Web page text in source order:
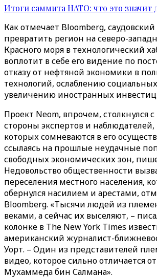
Итоги саммита НАТО: что это значит
Как отмечает Bloomberg,
превратить регион на северо-
Красного моря в технологический
воплотит в себе его видение по
отказу от нефтяной экономики в
технологий, ослаблению
увеличению иностранных
Проект Neom, впрочем, столкнулся
стороны экспертов и
которых сомневаются в его
ссылаясь на прошлые неудачные
свободных экономических зон,
Недовольство общественности
переселения местного населения,
обернулся насилием и арестами,
Bloomberg. «Тысячи людей из
веками, а сейчас их выселяют, –
колонке в The New York Times
американский журналист-
Уорт. – Один из представителей
видео, которое сильно отличается
Мухаммеда бин Салмана».